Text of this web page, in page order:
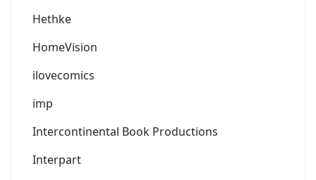
Hethke
HomeVision
ilovecomics
imp
Intercontinental Book Productions
Interpart